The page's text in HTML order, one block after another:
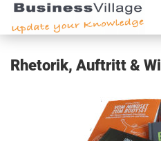
Rhetorik, Auftritt &